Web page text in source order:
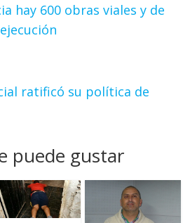
hay 600 obras viales y de
ratificó su política de
puede gustar